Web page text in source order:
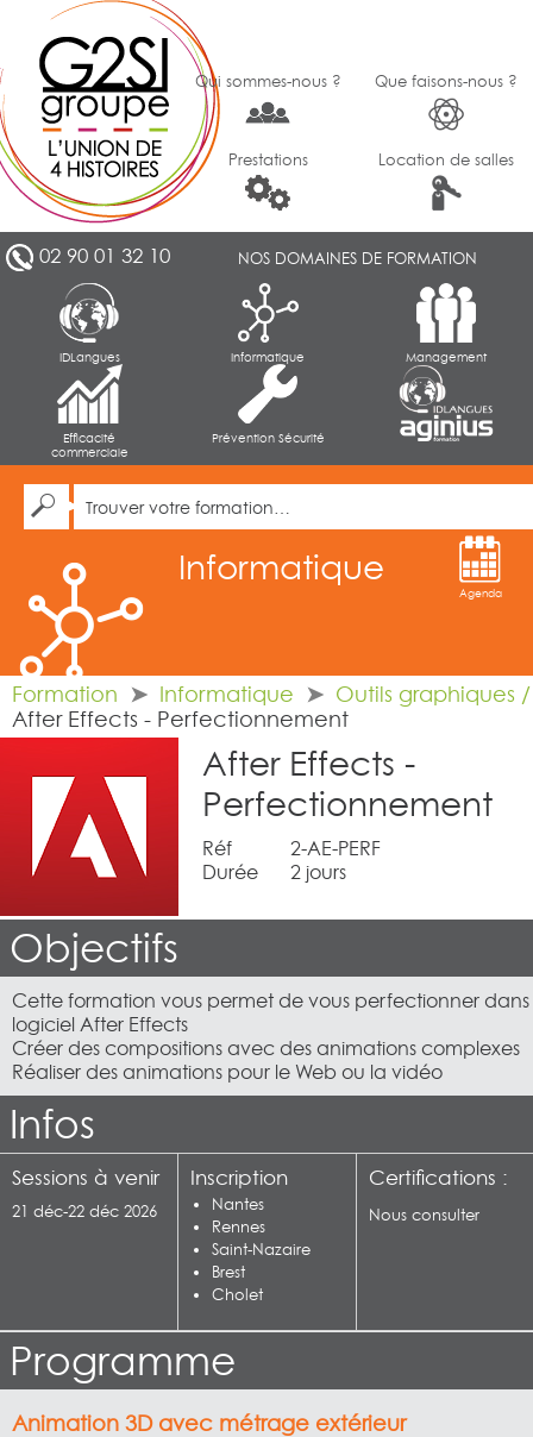
Qui sommes-nous ? Que faisons-nous ?
Prestations Location de salles
02 90 01 32 10 NOS DOMAINES DE FORMATION
IDLangues Informatique Management
Efficacité
commerciale
Prévention Sécurité
Informatique
Agenda
Formation Informatique
Outils graphiques
After Effects - Perfectionnement
After Effects -
Perfectionnement
Réf
2-AE-PERF
Durée
2 jours
Objectifs
Cette formation vous permet de vous perfectionner dans
logiciel After Effects
Créer des compositions avec des animations complexes
Réaliser des animations pour le Web ou la vidéo
Infos
Sessions à venir
21 déc-22 déc 2026
Inscription
Nantes
Rennes
Saint-Nazaire
Brest
Cholet
Certifications :
Nous consulter
Programme
Animation 3D avec métrage extérieur